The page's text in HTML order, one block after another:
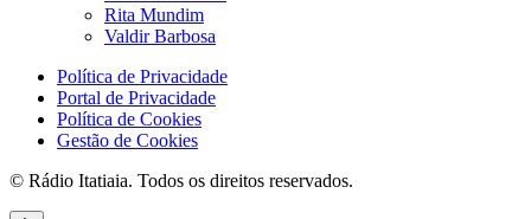
Rita Mundim
Valdir Barbosa
Política de Privacidade
Portal de Privacidade
Política de Cookies
Gestão de Cookies
© Rádio Itatiaia. Todos os direitos reservados.